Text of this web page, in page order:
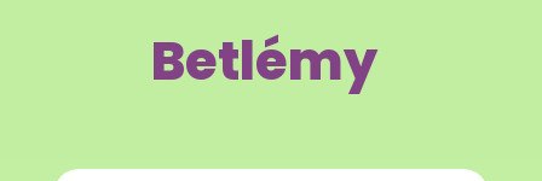
Betlémy